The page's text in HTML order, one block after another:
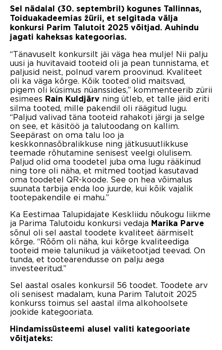
Sel nädalal (30. septembril) kogunes Tallinnas,
Toiduakadeemias žürii, et selgitada välja
konkursi Parim Talutoit 2025 võitjad. Auhindu
jagati kaheksas kategoorias.
“Tänavuselt konkursilt jäi väga hea mulje! Nii palju
uusi ja huvitavaid tooteid oli ja pean tunnistama, et
paljusid neist, polnud varem proovinud. Kvaliteet
oli ka väga kõrge. Kõik tooted olid maitsvad,
pigem oli küsimus nüanssides,” kommenteerib zürii
esimees Rain Kuldjärv ning ütleb, et talle jäid eriti
silma tooted, mille pakendil oli räägitud lugu.
“Paljud valivad täna tooteid rahakoti järgi ja selge
on see, et käsitöö ja talutoodang on kallim.
Seepärast on oma talu loo ja
keskkonnasõbralikkuse ning jätkusuutlikkuse
teemade rõhutamine senisest veelgi olulisem.
Paljud olid oma toodetel juba oma lugu rääkinud
ning tore oli näha, et mitmed tootjad kasutavad
oma toodetel QR-koode. See on hea võimalus
suunata tarbija enda loo juurde, kui kõik vajalik
tootepakendile ei mahu.”
Ka Eestimaa Talupidajate Keskliidu nõukogu liikme
ja Parima Talutoidu konkursi vedaja Marika Parve
sõnul oli sel aastal toodete kvaliteet äärmiselt
kõrge. “Rõõm oli näha, kui kõrge kvaliteediga
tooteid meie talunikud ja väiketootjad teevad. On
tunda, et tootearendusse on palju aega
investeeritud.”
Sel aastal osales konkursil 56 toodet. Toodete arv
oli senisest madalam, kuna Parim Talutoit 2025
konkurss toimus sel aastal ilma alkohoolsete
jookide kategooriata.
Hindamissüsteemi alusel valiti kategooriate
võitjateks: